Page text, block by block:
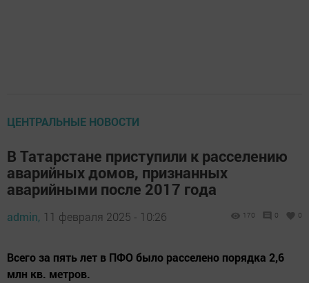
ЦЕНТРАЛЬНЫЕ НОВОСТИ
В Татарстане приступили к расселению
аварийных домов, признанных
аварийными после 2017 года
admin, 11 февраля 2025 - 10:26 170 0 0
Всего за пять лет в ПФО было расселено порядка 2,6
млн кв. метров.